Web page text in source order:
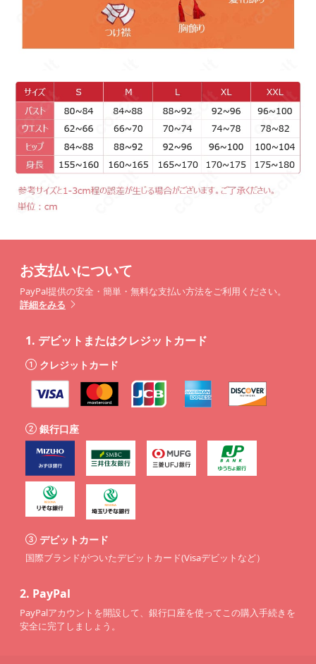
お支払いについて
PayPal提供の安全・簡単・無料な支払い方法をご利用ください。
詳細をみる
1. デビットまたはクレジットカード
クレジットカード
銀行口座
デビットカード
国際ブランドがついたデビットカード(Visaデビットなど）
2. PayPal
PayPalアカウントを開設して、銀行口座を使ってこの購入手続きを
安全に完了しましょう。